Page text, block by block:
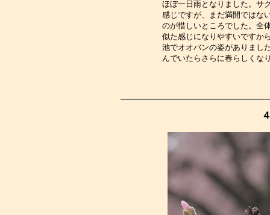
ほぼ一日雨となりました。サ
感じですが、まだ満開ではな
のが惜しいところでした。全
似た感じになりやすいですか
池でオオバンの姿がありまし
んでいたらさら